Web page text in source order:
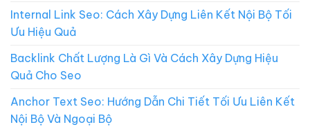
Internal Link Seo: Cách Xây Dựng Liên Kết Nội Bộ Tối
Ưu Hiệu Quả
Backlink Chất Lượng Là Gì Và Cách Xây Dựng Hiệu
Quả Cho Seo
Anchor Text Seo: Hướng Dẫn Chi Tiết Tối Ưu Liên Kết
Nội Bộ Và Ngoại Bộ